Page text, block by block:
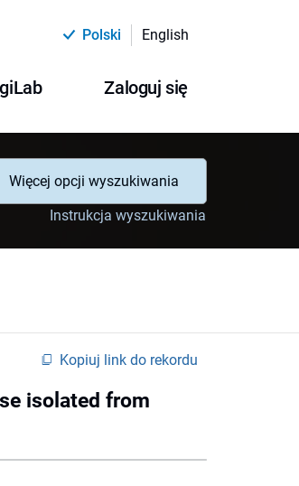
Polski English
Zaloguj się
Więcej opcji wyszukiwania
Instrukcja wyszukiwania
Kopiuj link do rekordu
isolated from